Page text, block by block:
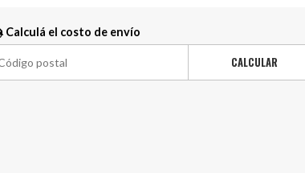
Calculá el costo de envío
CALCULAR